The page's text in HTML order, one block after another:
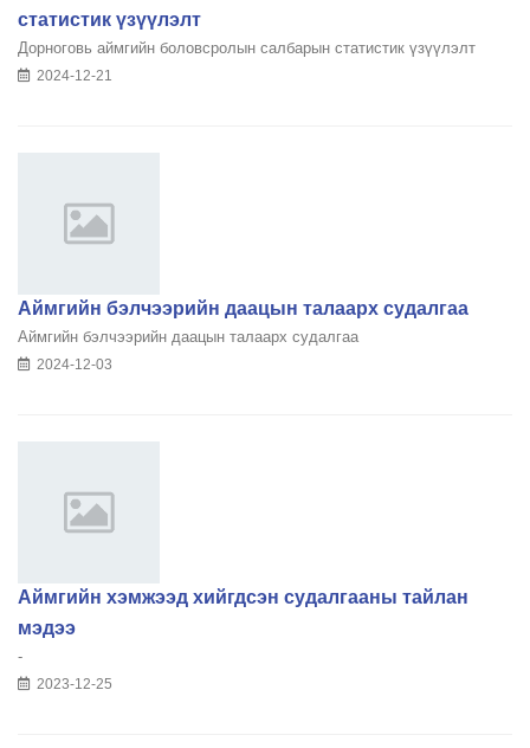
статистик үзүүлэлт
Дорноговь аймгийн боловсролын салбарын статистик үзүүлэлт
2024-12-21
Аймгийн бэлчээрийн даацын талаарх судалгаа
Аймгийн бэлчээрийн даацын талаарх судалгаа
2024-12-03
Аймгийн хэмжээд хийгдсэн судалгааны тайлан
мэдээ
-
2023-12-25